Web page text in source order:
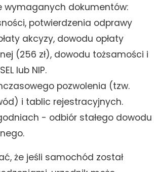
wymaganych dokumentów:
potwierdzenia odprawy
akcyzy, dowodu opłaty
(256 zł), dowodu tożsamości i
lub NIP.
pozwolenia (tzw.
i tablic rejestracyjnych.
- odbiór stałego dowodu
że jeśli samochód został